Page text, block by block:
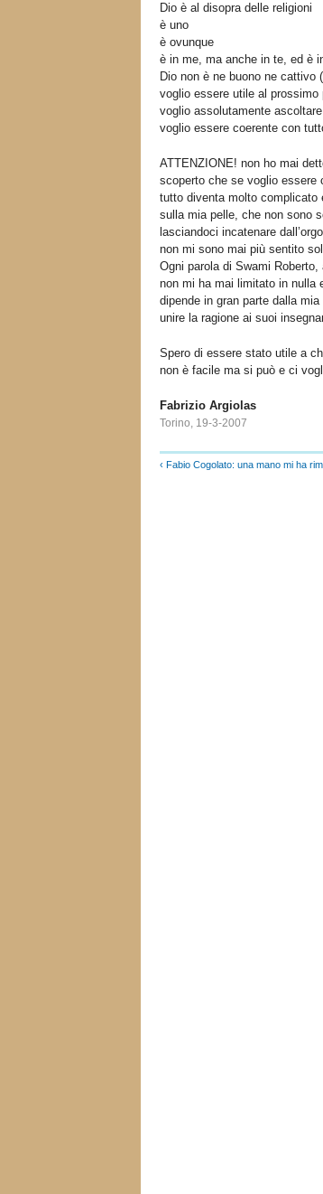
Dio è al disopra delle religioni
è uno
è ovunque
è in me, ma anche in te, ed è
Dio non è ne buono ne cattivo
voglio essere utile al
voglio assolutamente
voglio essere coerente con
ATTENZIONE! non ho mai
scoperto che se voglio essere
tutto diventa molto complicato
sulla mia pelle, che non sono
lasciandoci incatenare
non mi sono mai più sentito
Ogni parola di Swami
non mi ha mai limitato in nulla
dipende in gran parte dalla
unire la ragione ai suoi
Spero di essere stato utile a
non è facile ma si può e ci
Fabrizio Argiolas
Torino, 19-3-2007
‹ Fabio Cogolato: una mano mi ha